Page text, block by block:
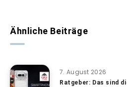
Ähnliche Beiträge
7. August 2026
Ratgeber: Das sind